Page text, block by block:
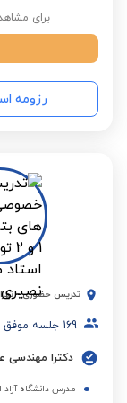
برای
رزومه
تدریس حضوری -
169 جلسه موفق
مدرس دانشگاه آزاد